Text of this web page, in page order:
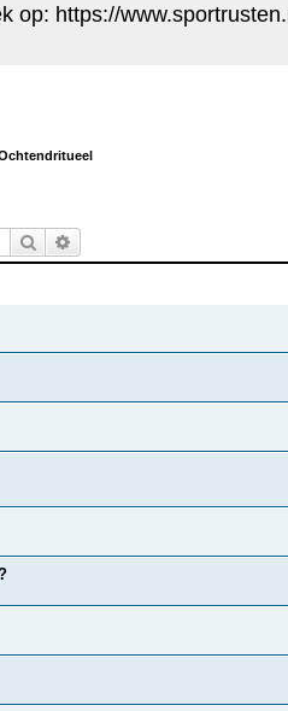
op: https://
Zoek